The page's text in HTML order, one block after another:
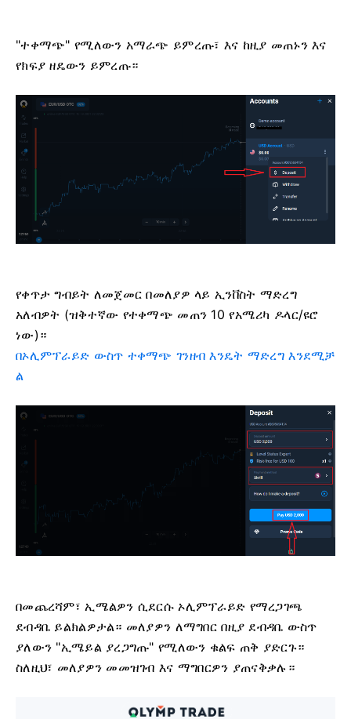
"ተቀማጭ" የሚለውን አማራጭ ይምረጡ፣ እና ከዚያ መጠኑን እና
የክፍያ ዘዴውን ይምረጡ።
የቀጥታ ግብይት ለመጀመር በመለያዎ ላይ ኢንቨስት ማድረግ
አለብዎት (ዝቅተኛው የተቀማጭ መጠን 10 የአሜሪካ ዶላር/ዩሮ
ነው)።
በኦሊምፕራይድ ውስጥ ተቀማጭ ገንዘብ እንዴት ማድረግ እንደሚቻ
ል
በመጨረሻም፣ ኢሜልዎን ሲደርሱ ኦሊምፕራይድ የማረጋገጫ
ደብዳቤ ይልክልዎታል። መለያዎን ለማግበር በዚያ ደብዳቤ ውስጥ
ያለውን "ኢሜይል ያረጋግጡ" የሚለውን ቁልፍ ጠቅ ያድርጉ።
ስለዚህ፣ መለያዎን መመዝገብ እና ማግበርዎን ያጠናቅቃሉ።